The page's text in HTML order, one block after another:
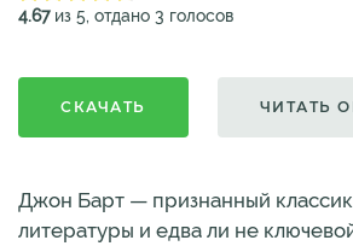
4.67из 5, отдано 3 голосов
СКАЧАТЬ ЧИТАТЬ
Джон Барт — признанный
литературы и едва ли не